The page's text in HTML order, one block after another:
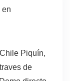
en
Piquín,
de